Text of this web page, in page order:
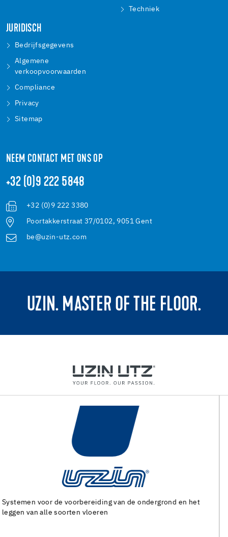
Techniek
JURIDISCH
Bedrijfsgegevens
Algemene
verkoopvoorwaarden
Compliance
Privacy
Sitemap
NEEM CONTACT MET ONS OP
+32 (0)9 222 5848
+32 (0)9 222 3380
Poortakkerstraat 37/0102, 9051 Gent
be@uzin-utz.com
UZIN. MASTER OF THE FLOOR.
Machines en speciaal gereedschap voor de voorbereiding
van de ondergrond en het leggen van alle soorten bedekking